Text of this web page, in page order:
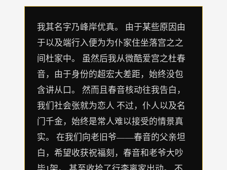
我其名字乃峰岸优真。 由于某些原因由
于以及端行入便为为仆家住坐落宫之之
间杜家中。 虽然后我从微酷爱宫之杜春
音，由于身份的超宏大差距，始终没包
含讲从口。 然而且春音核动往我告白，
我们社会张就为恋人 不过，仆人以及名
门千金，始终是常人难以接受的情景真
实。 在我们向老旧爷——春音的父亲坦
白，希望收获祝福刻，春音和老爷大吵